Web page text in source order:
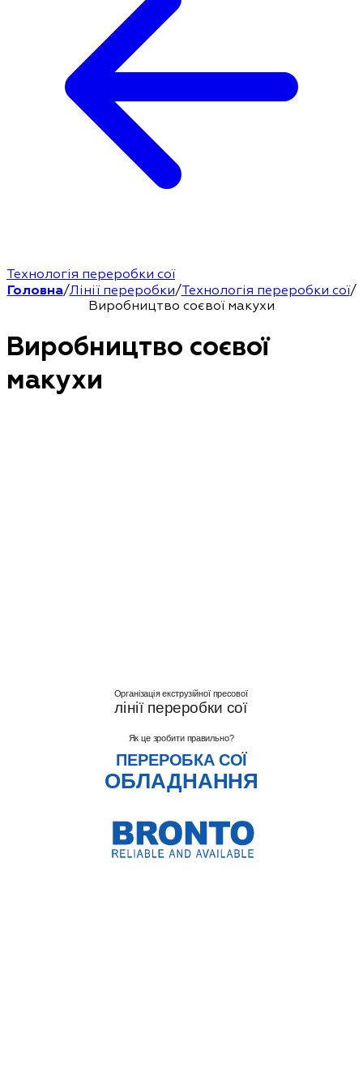
Технологія переробки сої
Головна/Лінії переробки/Технологія переробки сої/
Виробництво соєвої макухи
Виробництво соєвої
макухи